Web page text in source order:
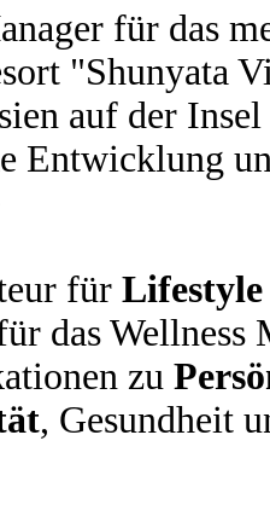
für das
"Shunyata
auf der
Entwicklung
für Lifestyle
das
zu
, Gesundheit